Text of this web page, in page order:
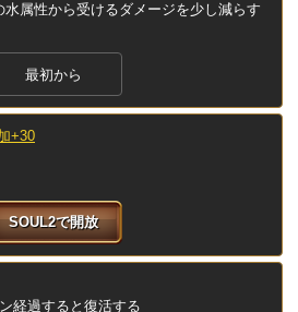
水属性から受けるダメージを少し減らす
最初から
+30
SOUL2で開放
経過すると復活する